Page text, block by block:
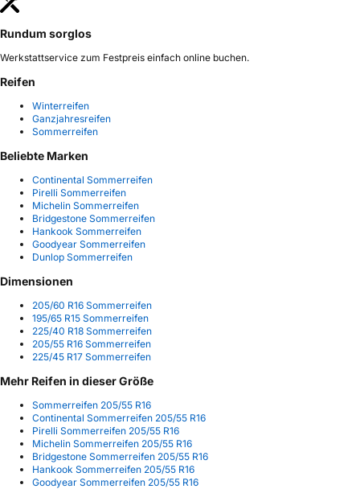
Rundum sorglos
Werkstattservice zum Festpreis einfach online buchen.
Reifen
Winterreifen
Ganzjahresreifen
Sommerreifen
Beliebte Marken
Continental Sommerreifen
Pirelli Sommerreifen
Michelin Sommerreifen
Bridgestone Sommerreifen
Hankook Sommerreifen
Goodyear Sommerreifen
Dunlop Sommerreifen
Dimensionen
205/60 R16 Sommerreifen
195/65 R15 Sommerreifen
225/40 R18 Sommerreifen
205/55 R16 Sommerreifen
225/45 R17 Sommerreifen
Mehr Reifen in dieser Größe
Sommerreifen 205/55 R16
Continental Sommerreifen 205/55 R16
Pirelli Sommerreifen 205/55 R16
Michelin Sommerreifen 205/55 R16
Bridgestone Sommerreifen 205/55 R16
Hankook Sommerreifen 205/55 R16
Goodyear Sommerreifen 205/55 R16